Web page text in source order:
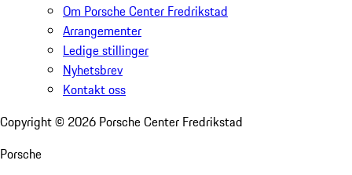
Om Porsche Center Fredrikstad
Arrangementer
Ledige stillinger
Nyhetsbrev
Kontakt oss
Copyright © 2026 Porsche Center Fredrikstad
Porsche